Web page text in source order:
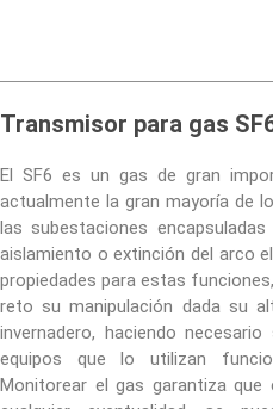
Transmisor para gas
El SF6 es un gas de gran
actualmente la gran mayoría de
las subestaciones
aislamiento o extinción del arco
propiedades para estas
reto su manipulación dada su
invernadero, haciendo
equipos que lo utilizan
Monitorear el gas garantiza